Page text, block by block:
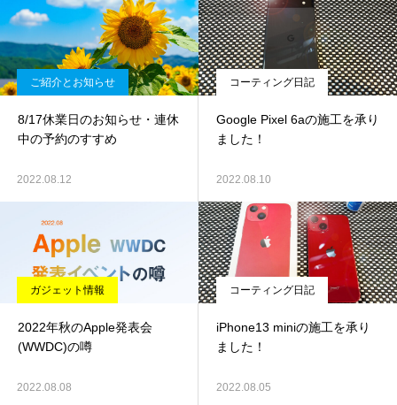
ご紹介とお知らせ
8/17休業日のお知らせ・連休
中の予約のすすめ
2022.08.12
コーティング日記
Google Pixel 6aの施工を承り
ました！
2022.08.10
ガジェット情報
2022年秋のApple発表会
(WWDC)の噂
2022.08.08
コーティング日記
iPhone13 miniの施工を承り
ました！
2022.08.05